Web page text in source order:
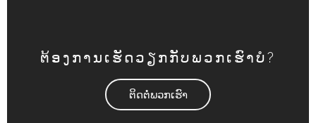
ຕ້ອງການເຮັດວຽກກັບພວກເຮົາບໍ?
ຕິດ​ຕໍ່​ພວກ​ເຮົາ